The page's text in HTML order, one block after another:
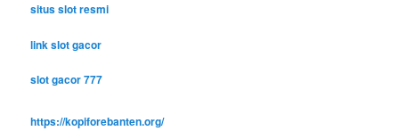
situs slot resmi
link slot gacor
slot gacor 777
https://kopiforebanten.org/